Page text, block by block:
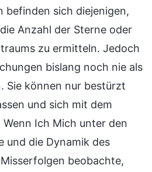
befinden sich diejenigen,
Anzahl der Sterne oder
zu ermitteln. Jedoch
bislang noch nie als
Sie können nur bestürzt
und sich mit dem
Ich Mich unter den
und die Dynamik des
beobachte,